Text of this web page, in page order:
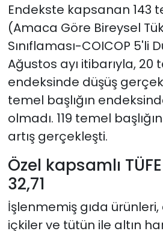
Endekste kapsanan 143
(Amaca Göre Bireysel
Sınıflaması-COICOP 5'li
Ağustos ayı itibarıyla, 20
endeksinde düşüş
temel başlığın
olmadı. 119 temel
artış gerçekleşti.
Özel kapsamlı
32,71
İşlenmemiş gıda
içkiler ve tütün ile altın